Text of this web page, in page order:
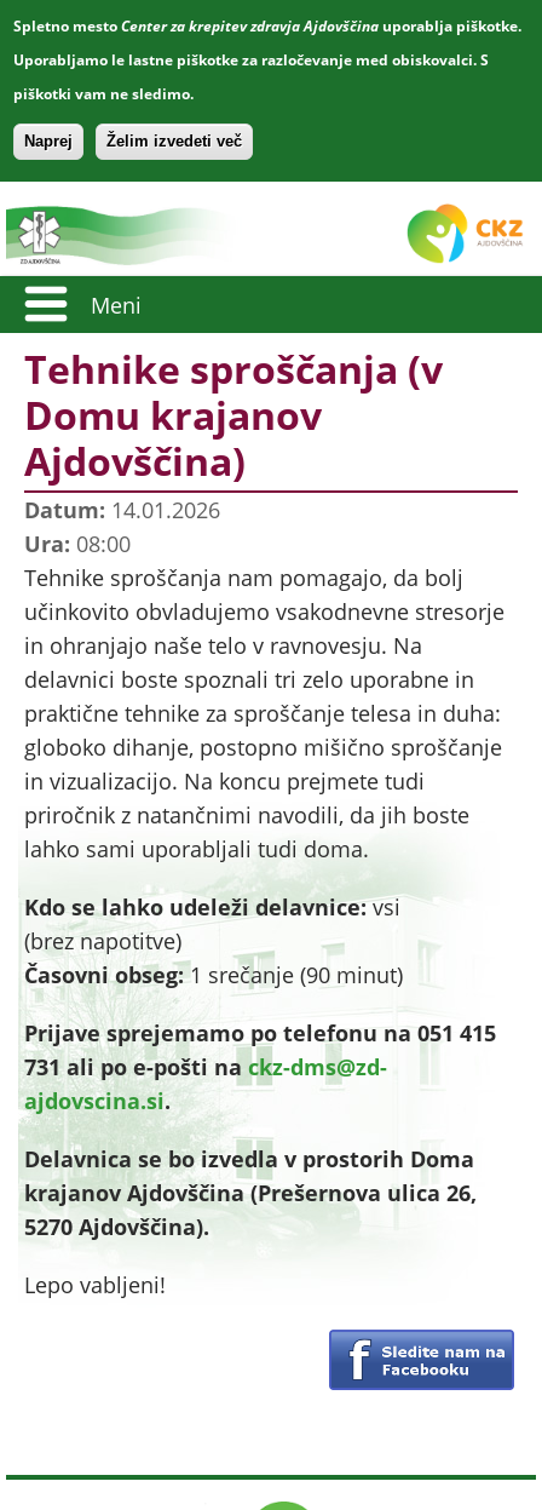
Spletno mestoCenter za krepitev zdravja Ajdovščina uporablja piškotke.
Uporabljamo le lastne piškotke za razločevanje med obiskovalci. S
piškotki vam ne sledimo.
Naprej Želim izvedeti več
Meni
Tehnike sproščanja (v
Domu krajanov
Ajdovščina)
Datum: 14.01.2026
Ura: 08:00
Tehnike sproščanja nam pomagajo, da bolj
učinkovito obvladujemo vsakodnevne stresorje
in ohranjajo naše telo v ravnovesju. Na
delavnici boste spoznali tri zelo uporabne in
praktične tehnike za sproščanje telesa in duha:
globoko dihanje, postopno mišično sproščanje
in vizualizacijo. Na koncu prejmete tudi
priročnik z natančnimi navodili, da jih boste
lahko sami uporabljali tudi doma.
Kdo se lahko udeleži delavnice:vsi
(brez napotitve)
Časovni obseg:1 srečanje (90 minut)
Prijave sprejemamo po telefonu na 051 415
731 ali po e-pošti na ckz-dms@zd-
ajdovscina.si.
Delavnica se bo izvedla v prostorih Doma
krajanov Ajdovščina (Prešernova ulica 26,
5270 Ajdovščina).
Lepo vabljeni!